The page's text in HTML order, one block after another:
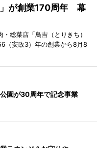
」が創業170周年 幕
総菜店「鳥吉（とりきち）
（安政3）年の創業から8月8
園が30周年で記念事業